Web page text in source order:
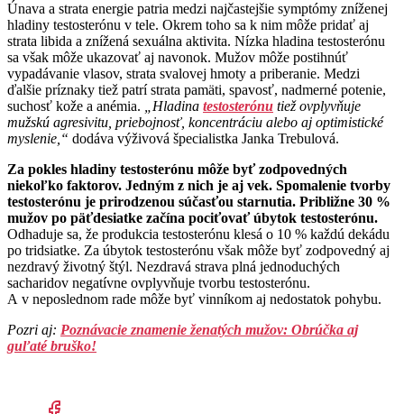
Únava a strata energie patria medzi najčastejšie symptómy zníženej
hladiny testosterónu v tele. Okrem toho sa k nim môže pridať aj
strata libida a znížená sexuálna aktivita. Nízka hladina testosterónu
sa však môže ukazovať aj navonok. Mužov môže postihnúť
vypadávanie vlasov, strata svalovej hmoty a priberanie. Medzi
ďalšie príznaky tiež patrí strata pamäti, spavosť, nadmerné potenie,
suchosť kože a anémia. „Hladina testosterónu tiež ovplyvňuje
mužskú agresivitu, priebojnosť, koncentráciu alebo aj optimistické
myslenie,“ dodáva výživová špecialistka Janka Trebulová.
Za pokles hladiny testosterónu môže byť zodpovedných
niekoľko faktorov. Jedným z nich je aj vek. Spomalenie tvorby
testosterónu je prirodzenou súčasťou starnutia. Približne 30 %
mužov po päťdesiatke začína pociťovať úbytok testosterónu.
Odhaduje sa, že produkcia testosterónu klesá o 10 % každú dekádu
po tridsiatke. Za úbytok testosterónu však môže byť zodpovedný aj
nezdravý životný štýl. Nezdravá strava plná jednoduchých
sacharidov negatívne ovplyvňuje tvorbu testosterónu.
A v neposlednom rade môže byť vinníkom aj nedostatok pohybu.
Pozri aj: Poznávacie znamenie ženatých mužov: Obrúčka aj
guľaté bruško!